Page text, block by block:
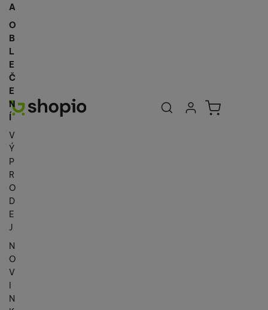
Uživatelská
Přihlásit se
Košík
A
O
B
L
E
Č
E
N
Í
V
Ý
P
R
O
D
E
J
N
O
V
I
N